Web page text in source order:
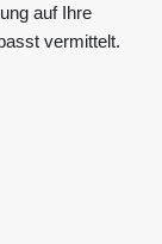
auf Ihre
vermittelt.